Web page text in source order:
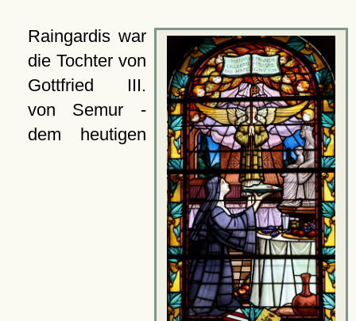
Raingardis war
die Tochter von
Gottfried III.
von Semur -
dem heutigen